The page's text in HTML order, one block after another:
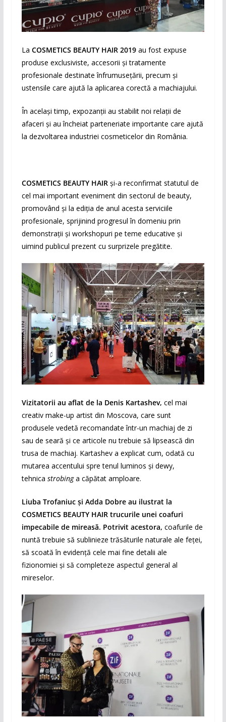
La COSMETICS BEAUTY HAIR 2019 au fost expuse
produse exclusiviste, accesorii și tratamente
profesionale destinate înfrumusețării, precum și
ustensile care ajută la aplicarea corectă a machiajului.
În același timp, expozanții au stabilit noi relații de
afaceri și au încheiat parteneriate importante care ajută
la dezvoltarea industriei cosmeticelor din România.
COSMETICS BEAUTY HAIR și-a reconfirmat statutul de
cel mai important eveniment din sectorul de beauty,
promovând și la ediția de anul acesta serviciile
profesionale, sprijinind progresul în domeniu prin
demonstrații și workshopuri pe teme educative și
uimind publicul prezent cu surprizele pregătite.
Vizitatorii au aflat de la Denis Kartashev, cel mai
creativ make-up artist din Moscova, care sunt
produsele vedetă recomandate într-un machiaj de zi
sau de seară și ce articole nu trebuie să lipsească din
trusa de machiaj. Kartashev a explicat cum, odată cu
mutarea accentului spre tenul luminos și dewy,
tehnica strobinga căpătat amploare.
Liuba Trofaniuc și Adda Dobre au ilustrat la
COSMETICS BEAUTY HAIRtrucurile unei coafuri
impecabile de mireasă. Potrivit acestora, coafurile de
nuntă trebuie să sublinieze trăsăturile naturale ale feţei,
să scoată în evidenţă cele mai fine detalii ale
fizionomiei şi să completeze aspectul general al
mireselor.